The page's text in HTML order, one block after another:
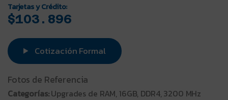
Tarjetas y Crédito:
$103.896
Cotización Formal
Fotos de Referencia
Categorías:Upgrades de RAM, 16GB, DDR4, 3200 MHz